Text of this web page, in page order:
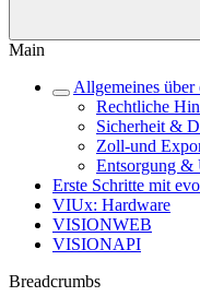
Main
Allgemeines
Rechtliche
Sicherheit &
Zoll-und
Entsorgung &
Erste Schritte mit
VIUx: Hardware
VISIONWEB
VISIONAPI
Breadcrumbs